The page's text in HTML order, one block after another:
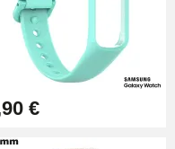
Montre -
8 à 25 mm
€